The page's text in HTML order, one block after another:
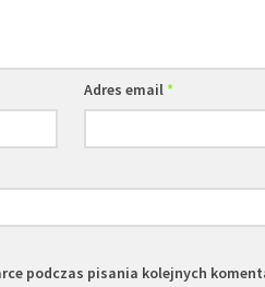
Adres email*
podczas pisania kolejnych